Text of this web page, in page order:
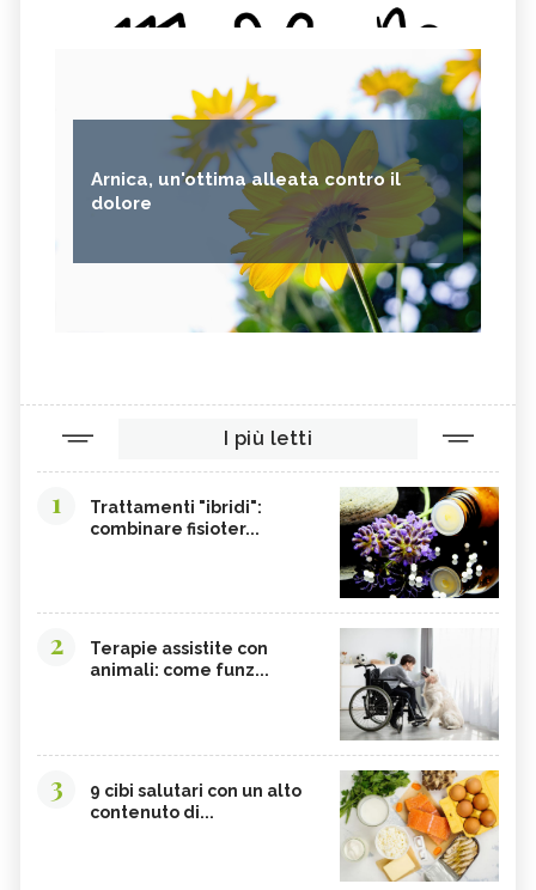
Arnica, un'ottima alleata contro il
dolore
I più letti
1
Trattamenti "ibridi":
combinare fisioter...
2
Terapie assistite con
animali: come funz...
3
9 cibi salutari con un alto
contenuto di...